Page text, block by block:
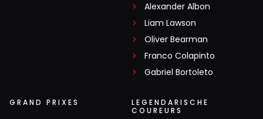
Alexander Albon
Liam Lawson
Oliver Bearman
Franco Colapinto
Gabriel Bortoleto
GRAND PRIXES
LEGENDARISCHE
COUREURS